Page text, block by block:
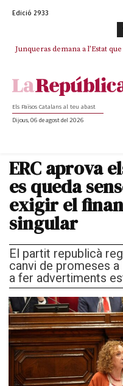
Edició 2933
Junqueras demana a l’Estat que
L’abandonament de les
Els Països Catalans al teu abast
Dijous, 06 de agost del 2026
ERC aprova
es queda
exigir el
singular
El partit republicà
canvi de promeses
a fer advertiments